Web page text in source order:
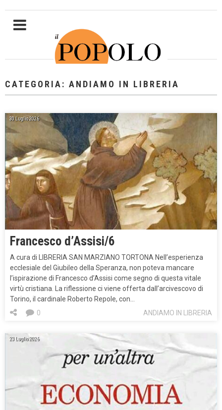
CATEGORIA: ANDIAMO IN LIBRERIA
30 Luglio 2026
Francesco d’Assisi/6
A cura di LIBRERIA SAN MARZIANO TORTONA Nell’esperienza
ecclesiale del Giubileo della Speranza, non poteva mancare
l’ispirazione di Francesco d’Assisi come segno di questa vitale
virtù cristiana. La riflessione ci viene offerta dall’arcivescovo di
Torino, il cardinale Roberto Repole, con…
ANDIAMO IN LIBRERIA
0
23 Luglio 2026